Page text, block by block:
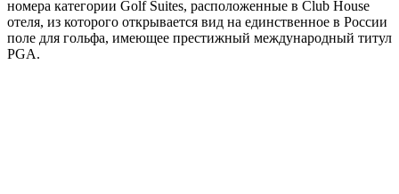
номера категории Golf Suites, расположенные в Club House
отеля, из которого открывается вид на единственное в России
поле для гольфа, имеющее престижный международный титул
PGA.